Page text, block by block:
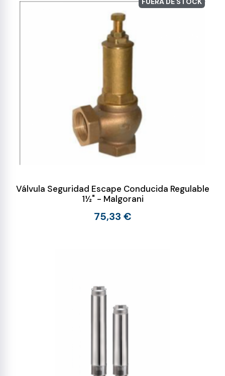
Válvula Seguridad Escape Conducida Regulable
1½" - Malgorani
75,33 €